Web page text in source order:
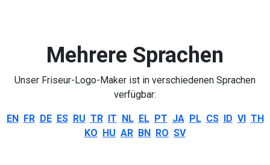
Mehrere Sprachen
Unser Friseur-Logo-Maker ist in verschiedenen Sprachen
verfügbar:
EN FR DE ES RU TR IT NL EL PT JA PL CS ID VI TH
KO HU AR BN RO SV